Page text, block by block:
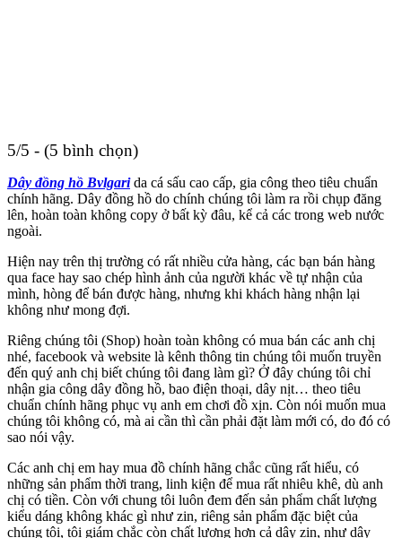
5/5 - (5 bình chọn)
Dây đồng hồ Bvlgari da cá sấu cao cấp, gia công theo tiêu chuẩn
chính hãng. Dây đồng hồ do chính chúng tôi làm ra rồi chụp đăng
lên, hoàn toàn không copy ở bất kỳ đâu, kể cả các trong web nước
ngoài.
Hiện nay trên thị trường có rất nhiều cửa hàng, các bạn bán hàng
qua face hay sao chép hình ảnh của người khác về tự nhận của
mình, hòng để bán được hàng, nhưng khi khách hàng nhận lại
không như mong đợi.
Riêng chúng tôi (Shop) hoàn toàn không có mua bán các anh chị
nhé, facebook và website là kênh thông tin chúng tôi muốn truyền
đến quý anh chị biết chúng tôi đang làm gì? Ở đây chúng tôi chỉ
nhận gia công dây đồng hồ, bao điện thoại, dây nịt… theo tiêu
chuẩn chính hãng phục vụ anh em chơi đồ xịn. Còn nói muốn mua
chúng tôi không có, mà ai cần thì cần phải đặt làm mới có, do đó có
sao nói vậy.
Các anh chị em hay mua đồ chính hãng chắc cũng rất hiểu, có
những sản phẩm thời trang, linh kiện để mua rất nhiêu khê, dù anh
chị có tiền. Còn với chung tôi luôn đem đến sản phẩm chất lượng
kiểu dáng không khác gì như zin, riêng sản phẩm đặc biệt của
chúng tôi, tôi giám chắc còn chất lượng hơn cả dây zin, như dây